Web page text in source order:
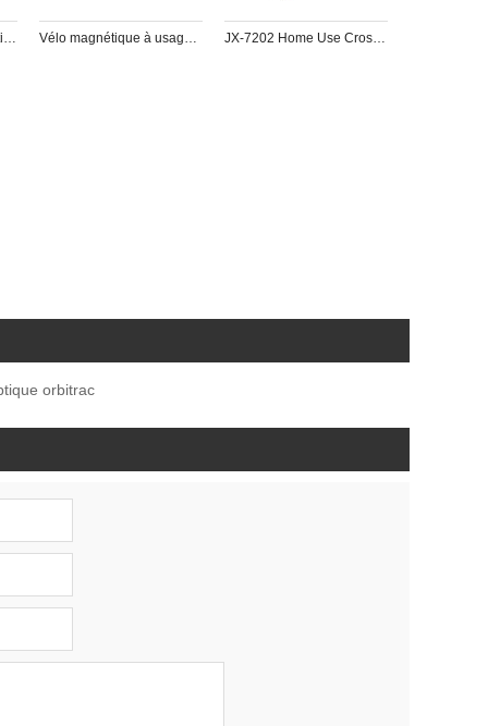
JX-7039B Home Magnetic X Vélo Vélo magnétique à usage domestique JX-7102 JX-7202 Home Use Cross Trainer
orbitrac